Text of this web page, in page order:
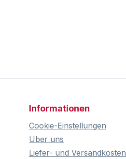
Informationen
Cookie-Einstellungen
Über uns
Liefer- und Versandkosten